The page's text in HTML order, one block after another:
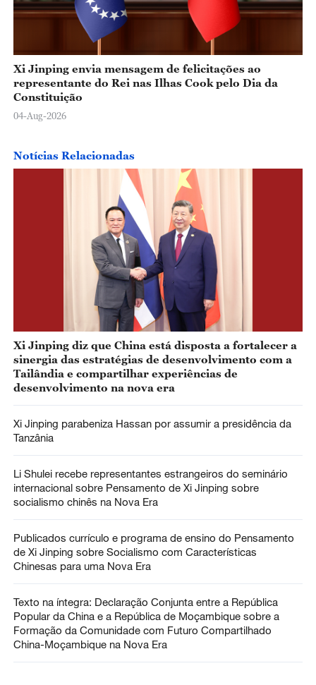
Xi Jinping envia mensagem de felicitações ao
representante do Rei nas Ilhas Cook pelo Dia da
Constituição
04-Aug-2026
Notícias Relacionadas
Xi Jinping diz que China está disposta a fortalecer a
sinergia das estratégias de desenvolvimento com a
Tailândia e compartilhar experiências de
desenvolvimento na nova era
Xi Jinping parabeniza Hassan por assumir a presidência da
Tanzânia
Li Shulei recebe representantes estrangeiros do seminário
internacional sobre Pensamento de Xi Jinping sobre
socialismo chinês na Nova Era
Publicados currículo e programa de ensino do Pensamento
de Xi Jinping sobre Socialismo com Características
Chinesas para uma Nova Era
Texto na íntegra: Declaração Conjunta entre a República
Popular da China e a República de Moçambique sobre a
Formação da Comunidade com Futuro Compartilhado
China-Moçambique na Nova Era